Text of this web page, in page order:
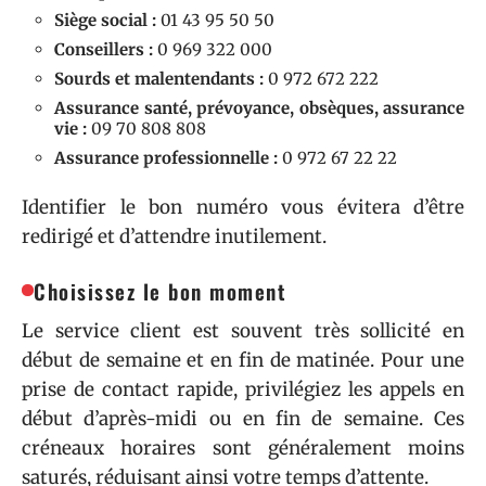
Siège social : 01 43 95 50 50
Conseillers : 0 969 322 000
Sourds et malentendants : 0 972 672 222
Assurance santé, prévoyance, obsèques, assurance
vie : 09 70 808 808
Assurance professionnelle : 0 972 67 22 22
Identifier le bon numéro vous évitera d’être
redirigé et d’attendre inutilement.
Choisissez le bon moment
Le service client est souvent très sollicité en
début de semaine et en fin de matinée. Pour une
prise de contact rapide, privilégiez les appels en
début d’après-midi ou en fin de semaine. Ces
créneaux horaires sont généralement moins
saturés, réduisant ainsi votre temps d’attente.